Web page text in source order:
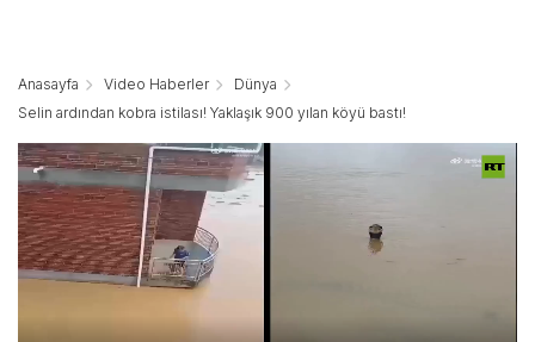
Anasayfa Video Haberler
Dünya
Selin ardından kobra istilası! Yaklaşık 900 yılan köyü bastı!